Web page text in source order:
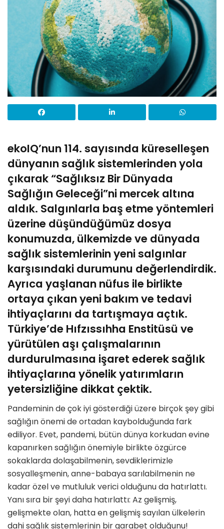
ekoIQ’nun 114. sayısında küreselleşen
dünyanın sağlık sistemlerinden yola
çıkarak “Sağlıksız Bir Dünyada
Sağlığın Geleceği”ni mercek altına
aldık. Salgınlarla baş etme yöntemleri
üzerine düşündüğümüz dosya
konumuzda, ülkemizde ve dünyada
sağlık sistemlerinin yeni salgınlar
karşısındaki durumunu değerlendirdik.
Ayrıca yaşlanan nüfus ile birlikte
ortaya çıkan yeni bakım ve tedavi
ihtiyaçlarını da tartışmaya açtık.
Türkiye’de Hıfzıssıhha Enstitüsü ve
yürütülen aşı çalışmalarının
durdurulmasına işaret ederek sağlık
ihtiyaçlarına yönelik yatırımların
yetersizliğine dikkat çektik.
Pandeminin de çok iyi gösterdiği üzere birçok şey gibi
sağlığın önemi de ortadan kaybolduğunda fark
ediliyor. Evet, pandemi, bütün dünya korkudan evine
kapanırken sağlığın önemiyle birlikte özgürce
sokaklarda dolaşabilmenin, sevdiklerimizle
sosyalleşmenin, anne-babaya sarılabilmenin ne
kadar özel ve mutluluk verici olduğunu da hatırlattı.
Yanı sıra bir şeyi daha hatırlattı: Az gelişmiş,
gelişmekte olan, hatta en gelişmiş sayılan ülkelerin
dahi sağlık sistemlerinin bir garabet olduğunu!